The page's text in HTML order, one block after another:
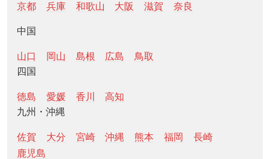
京都 兵庫 和歌山 大阪 滋賀 奈良
中国
山口 岡山 島根 広島
鳥取
四国
徳島 愛媛 香川
高知
九州・沖縄
佐賀 大分 宮崎 沖縄 熊本 福岡
長崎
鹿児島